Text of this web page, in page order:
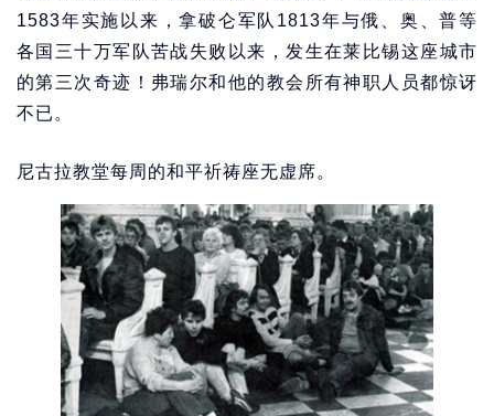
1583年实施以来，拿破仑军队1813年与俄、奥、普等
各国三十万军队苦战失败以来，发生在莱比锡这座城市
的第三次奇迹！弗瑞尔和他的教会所有神职人员都惊讶
不已。
尼古拉教堂每周的和平祈祷座无虚席。